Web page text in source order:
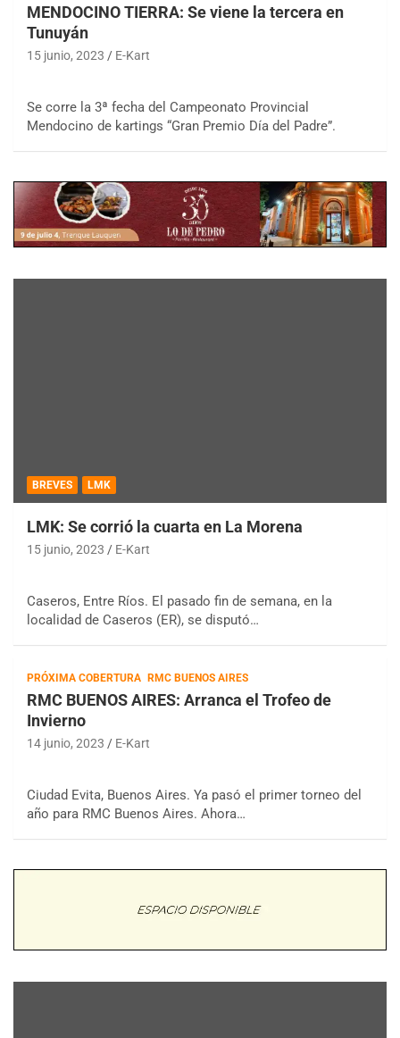
MENDOCINO TIERRA: Se viene la tercera en
Tunuyán
15 junio, 2023 E-Kart
Se corre la 3ª fecha del Campeonato Provincial
Mendocino de kartings “Gran Premio Día del Padre”.
BREVES LMK
LMK: Se corrió la cuarta en La Morena
15 junio, 2023 E-Kart
Caseros, Entre Ríos. El pasado fin de semana, en la
localidad de Caseros (ER), se disputó…
PRÓXIMA COBERTURA RMC BUENOS AIRES
RMC BUENOS AIRES: Arranca el Trofeo de
Invierno
14 junio, 2023 E-Kart
Ciudad Evita, Buenos Aires. Ya pasó el primer torneo del
año para RMC Buenos Aires. Ahora…